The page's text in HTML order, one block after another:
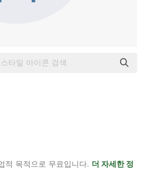
적 목적으로 무료입니다. 더 자세한 정